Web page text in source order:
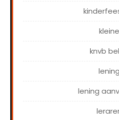
kleine
knvb
lening
lening